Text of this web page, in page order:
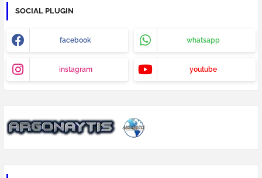
SOCIAL PLUGIN
facebook whatsapp
instagram youtube